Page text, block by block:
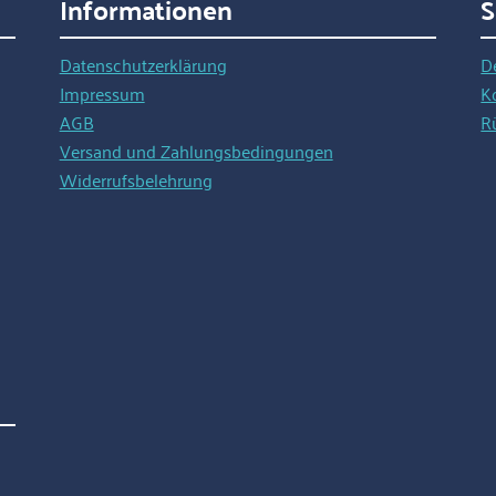
Datenschutzerklärung
Impressum
AGB
Versand und Zahlungsbedingungen
Widerrufsbelehrung